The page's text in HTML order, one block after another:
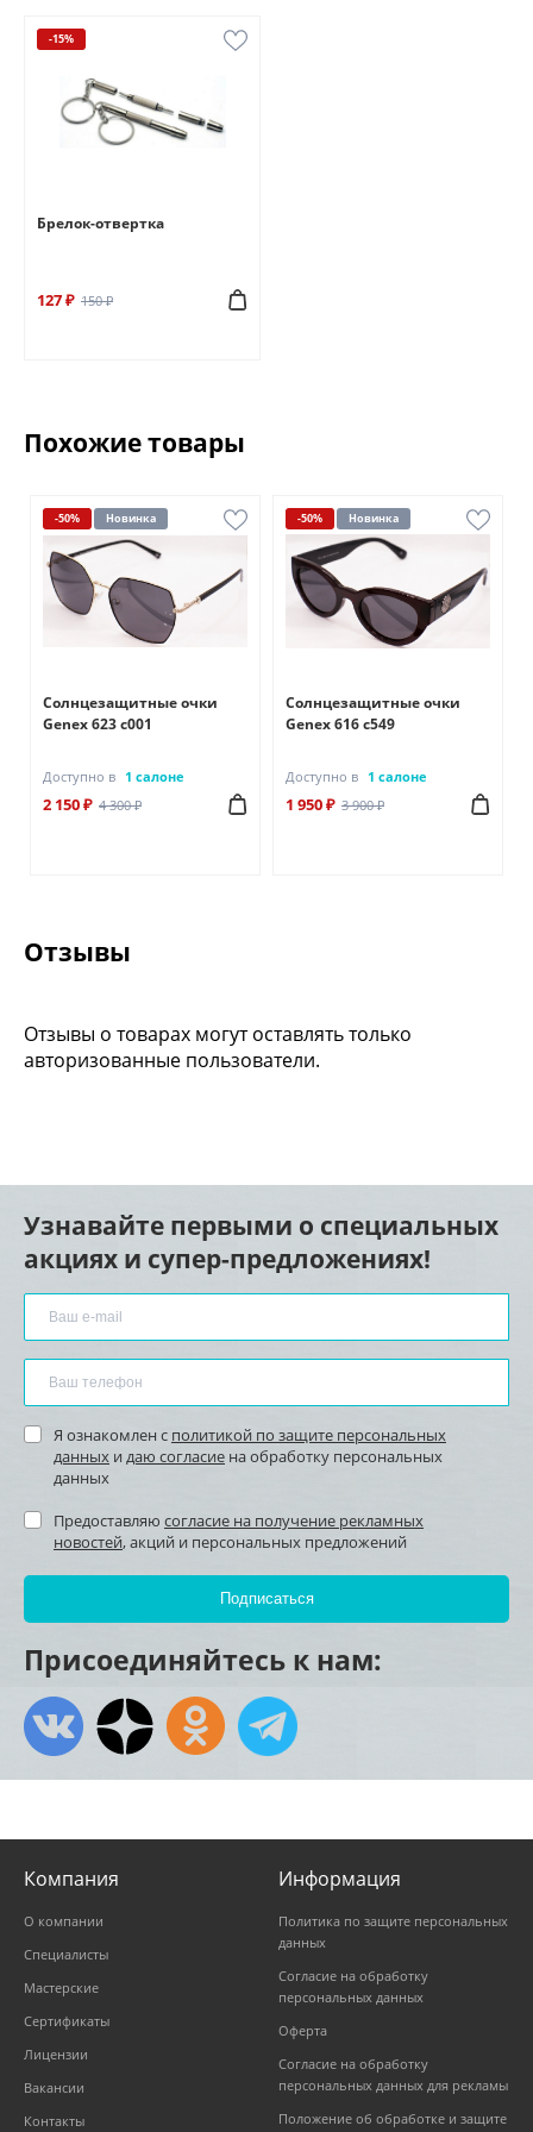
-15%
Брелок-отвертка
127 ₽ 150 ₽
Похожие товары
-50% Новинка
Солнцезащитные очки
Genex 623 с001
Доступно в 1 салоне
2 150 ₽ 4 300 ₽
-50% Новинка
Солнцезащитные очки
Genex 616 с549
Доступно в 1 салоне
1 950 ₽ 3 900 ₽
Отзывы
Отзывы о товарах могут оставлять только
авторизованные пользователи.
Узнавайте первыми о специальных
акциях и супер-предложениях!
Я ознакомлен с политикой по защите персональных
данных и даю согласие на обработку персональных
данных
Предоставляю согласие на получение рекламных
новостей, акций и персональных предложений
Присоединяйтесь к нам:
Компания
О компании
Специалисты
Мастерские
Сертификаты
Лицензии
Вакансии
Контакты
Информация
Политика по защите персональных
данных
Согласие на обработку
персональных данных
Оферта
Согласие на обработку
персональных данных для рекламы
Положение об обработке и защите